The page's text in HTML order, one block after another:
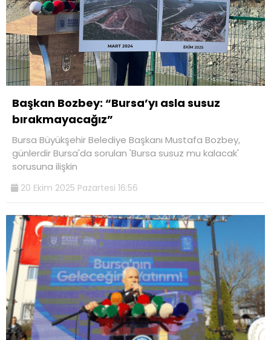
Başkan Bozbey: “Bursa’yı asla susuz
bırakmayacağız”
Bursa Büyükşehir Belediye Başkanı Mustafa Bozbey,
günlerdir Bursa'da sorulan 'Bursa susuz mu kalacak'
sorusuna ilişkin
20 Ekim 2025 Pazartesi 16:56